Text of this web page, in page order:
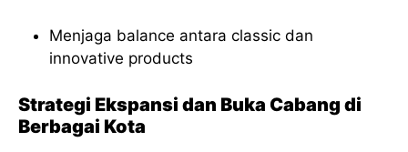
Menjaga balance antara classic dan
innovative products
Strategi Ekspansi dan Buka Cabang di
Berbagai Kota